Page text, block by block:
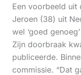
Een voorbeeld uit
Jeroen (38) uit
wel ‘goed
Zijn doorbraak
publiceerde.
commissie. “Dat